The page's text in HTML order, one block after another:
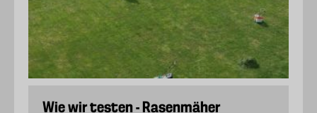
Wie wir testen - Rasenmäher